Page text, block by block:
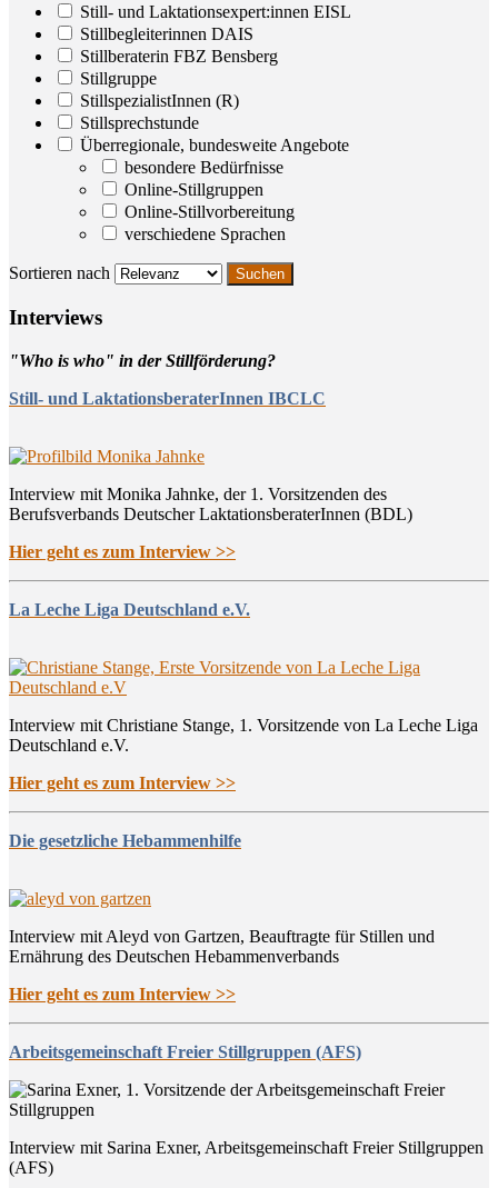
Still- und Laktationsexpert:innen EISL
Stillbegleiterinnen DAIS
Stillberaterin FBZ Bensberg
Stillgruppe
StillspezialistInnen (R)
Stillsprechstunde
Überregionale, bundesweite Angebote
besondere Bedürfnisse
Online-Stillgruppen
Online-Stillvorbereitung
verschiedene Sprachen
Sortieren nach
Inter­views
"Who is who" in der Stillförderung?
Still- und LaktationsberaterInnen IBCLC
Interview mit Monika Jahnke, der 1. Vorsitzenden des
Berufsverbands Deutscher LaktationsberaterInnen (BDL)
Hier geht es zum Interview >>
La Leche Liga Deutschland e.V.
Interview mit Christiane Stange, 1. Vorsitzende von La Leche Liga
Deutschland e.V.
Hier geht es zum Interview >>
Die gesetzliche Hebammenhilfe
Interview mit Aleyd von Gartzen, Beauftragte für Stillen und
Ernährung des Deutschen Hebammenverbands
Hier geht es zum Interview >>
Arbeitsgemeinschaft Freier Stillgruppen (AFS)
Interview mit Sarina Exner, Arbeitsgemeinschaft Freier Stillgruppen
(AFS)